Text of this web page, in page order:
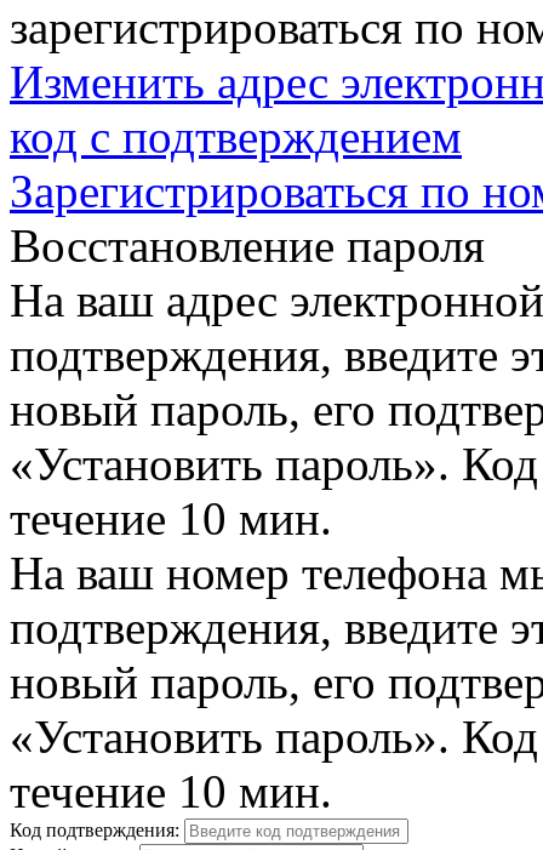
зарегистрироваться по
Изменить адрес
код с подтверждением
Зарегистрироваться по
Восстановление пароля
На ваш адрес
подтверждения, введите
новый пароль, его
«Установить пароль».
течение 10 мин.
На ваш номер телефона
подтверждения, введите
новый пароль, его
«Установить пароль».
течение 10 мин.
Код подтверждения: